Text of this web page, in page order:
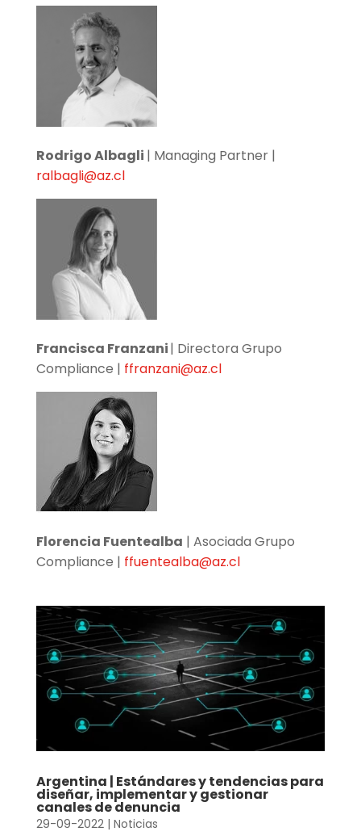
Rodrigo Albagli | Managing Partner |
ralbagli@az.cl
Francisca Franzani| Directora Grupo
Compliance | ffranzani@az.cl
Florencia Fuentealba | Asociada Grupo
Compliance | ffuentealba@az.cl
Argentina | Estándares y tendencias para
diseñar, implementar y gestionar
canales de denuncia
29-09-2022| Noticias